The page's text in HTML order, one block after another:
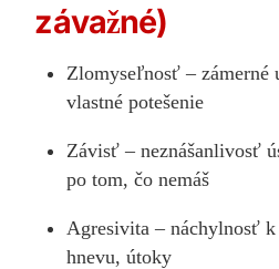
závažné)
Zlomyseľnosť – zámerné
vlastné potešenie
Závisť – neznášanlivosť
po tom, čo nemáš
Agresivita – náchylnosť
hnevu, útoky